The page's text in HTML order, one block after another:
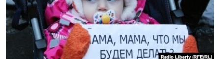
ПОДПИШИТЕСЬ НА РАССЫЛКУ
СОЦИАЛЬНЫЕ СЕТИ